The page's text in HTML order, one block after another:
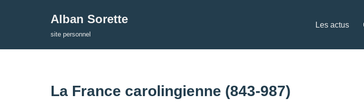
Alban Sorette
site personnel
Les actus
La France carolingienne (843-987)